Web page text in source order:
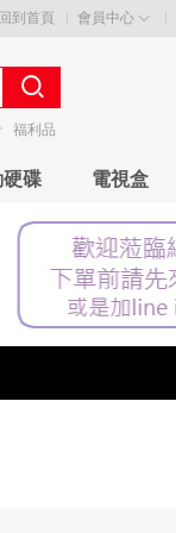
回到首頁 會員中心
福利品
碟 電視盒